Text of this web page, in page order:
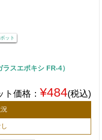
ット
ラスエポキシ FR-4）
ト価格： ¥484(税込)